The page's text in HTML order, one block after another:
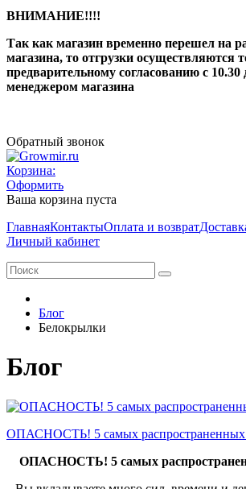
ВНИМАНИЕ!!!!
Так как магазин временно перешел на
магазина, то отгрузки осуществляются
предварительному согласованию с 10.30
менеджером магазина
Обратный звонок
Корзина:
Оформить
Ваша корзина пуста
ГлавнаяКонтактыОплата и возврат
Личный кабинет
Блог
Белокрылки
Блог
ОПАСНОСТЬ! 5 самых распространенных
ОПАСНОСТЬ! 5 самых